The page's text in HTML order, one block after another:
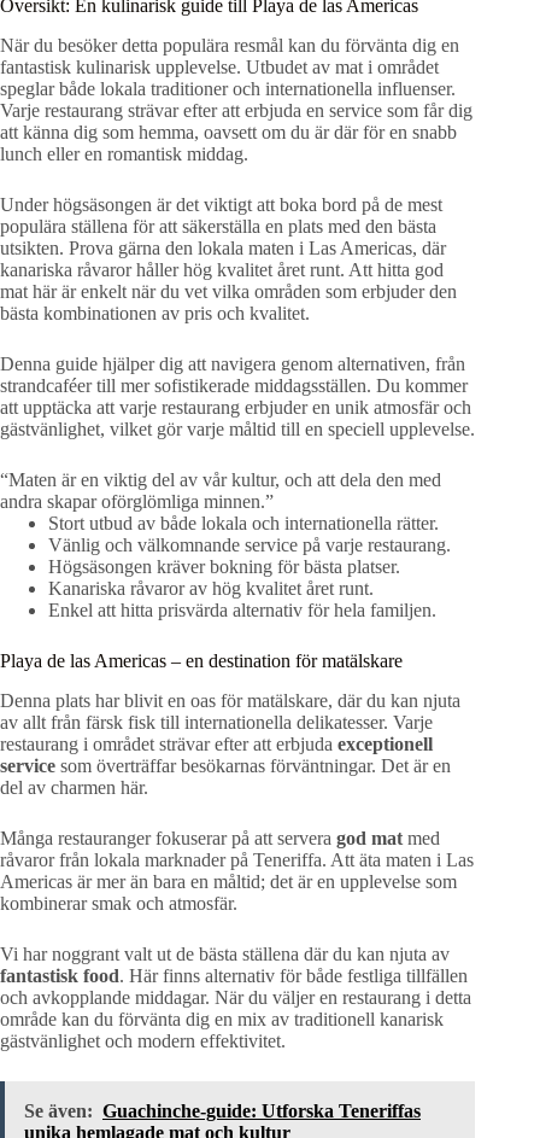
Översikt: En kulinarisk guide till Playa de las Americas
När du besöker detta populära resmål kan du förvänta dig en
fantastisk kulinarisk upplevelse. Utbudet av mat i området
speglar både lokala traditioner och internationella influenser.
Varje restaurang strävar efter att erbjuda en service som får dig
att känna dig som hemma, oavsett om du är där för en snabb
lunch eller en romantisk middag.
Under högsäsongen är det viktigt att boka bord på de mest
populära ställena för att säkerställa en plats med den bästa
utsikten. Prova gärna den lokala maten i Las Americas, där
kanariska råvaror håller hög kvalitet året runt. Att hitta god
mat här är enkelt när du vet vilka områden som erbjuder den
bästa kombinationen av pris och kvalitet.
Denna guide hjälper dig att navigera genom alternativen, från
strandcaféer till mer sofistikerade middagsställen. Du kommer
att upptäcka att varje restaurang erbjuder en unik atmosfär och
gästvänlighet, vilket gör varje måltid till en speciell upplevelse.
“Maten är en viktig del av vår kultur, och att dela den med
andra skapar oförglömliga minnen.”
Stort utbud av både lokala och internationella rätter.
Vänlig och välkomnande service på varje restaurang.
Högsäsongen kräver bokning för bästa platser.
Kanariska råvaror av hög kvalitet året runt.
Enkel att hitta prisvärda alternativ för hela familjen.
Playa de las Americas – en destination för matälskare
Denna plats har blivit en oas för matälskare, där du kan njuta
av allt från färsk fisk till internationella delikatesser. Varje
restaurang i området strävar efter att erbjuda exceptionell
service som överträffar besökarnas förväntningar. Det är en
del av charmen här.
Många restauranger fokuserar på att servera god mat med
råvaror från lokala marknader på Teneriffa. Att äta maten i Las
Americas är mer än bara en måltid; det är en upplevelse som
kombinerar smak och atmosfär.
Vi har noggrant valt ut de bästa ställena där du kan njuta av
fantastisk food. Här finns alternativ för både festliga tillfällen
och avkopplande middagar. När du väljer en restaurang i detta
område kan du förvänta dig en mix av traditionell kanarisk
gästvänlighet och modern effektivitet.
Se även: Guachinche-guide: Utforska Teneriffas
unika hemlagade mat och kultur